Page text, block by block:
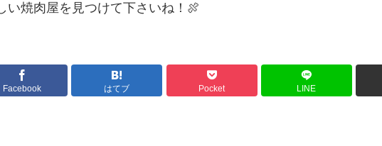
い焼肉屋を見つけて下さいね！🍖
Facebook はてブ Pocket LINE